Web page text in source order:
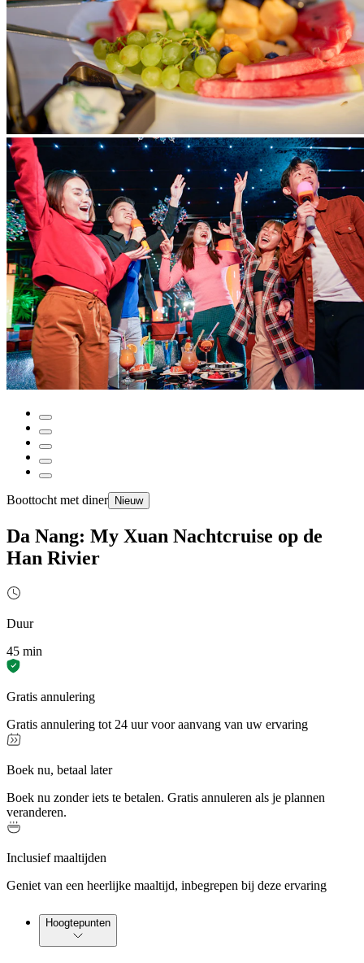
Boottocht met diner Nieuw
Da Nang: My Xuan Nachtcruise op de
Han Rivier
Duur
45 min
Gratis annulering
Gratis annulering tot 24 uur voor aanvang van uw ervaring
Boek nu, betaal later
Boek nu zonder iets te betalen. Gratis annuleren als je plannen
veranderen.
Inclusief maaltijden
Geniet van een heerlijke maaltijd, inbegrepen bij deze ervaring
Hoogtepunten